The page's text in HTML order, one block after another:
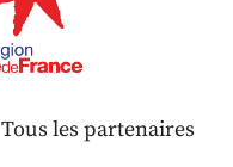
Tous les partenaires